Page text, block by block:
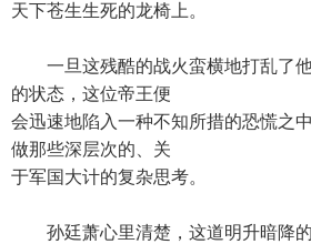
天下苍生生死的龙椅上。
一旦这残酷的战火蛮横地打乱了他
的状态，这位帝王便
会迅速地陷入一种不知所措的恐慌之
做那些深层次的、关
于军国大计的复杂思考。
孙廷萧心里清楚，这道明升暗降的